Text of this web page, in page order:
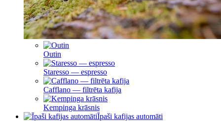
Outin
Staresso — espresso
Cafflano — filtrēta kafija
Kempinga krāsnis
Īpaši kafijas automāti